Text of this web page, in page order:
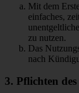
Mit dem
einfaches,
zu nutzen.
Das
nach
3. Pflichten